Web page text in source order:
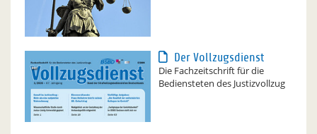
Der Vollzugsdienst
Die Fachzeitschrift für die
Bediensteten des Justizvollzug